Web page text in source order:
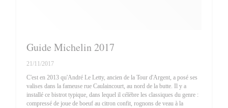
Guide Michelin 2017
21/11/2017
C'est en 2013 qu'André Le Letty, ancien de la Tour d'Argent, a posé ses
valises dans la fameuse rue Caulaincourt, au nord de la butte. Il y a
installé ce bistrot typique, dans lequel il célèbre les classiques du genre :
compressé de joue de boeuf au citron confit, rognons de veau à la